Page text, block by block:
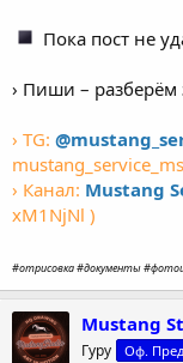
Пока пост не
› Пиши – разберём
› TG:
› Канал: Mustang
xM1NjNl )
#отрисовка #документы
Mustang
Гуру Оф.